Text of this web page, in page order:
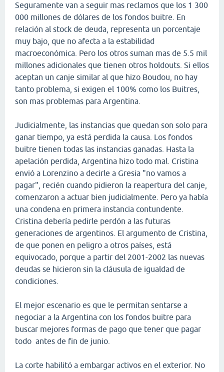
Seguramente van a seguir mas reclamos que los 1 300
000 millones de dólares de los fondos buitre. En
relación al stock de deuda, representa un porcentaje
muy bajo, que no afecta a la estabilidad
macroeconómica. Pero los otros suman mas de 5.5 mil
millones adicionales que tienen otros holdouts. Si ellos
aceptan un canje similar al que hizo Boudou, no hay
tanto problema, si exigen el 100% como los Buitres,
son mas problemas para Argentina.
Judicialmente, las instancias que quedan son solo para
ganar tiempo, ya está perdida la causa. Los fondos
buitre tienen todas las instancias ganadas. Hasta la
apelación perdida, Argentina hizo todo mal. Cristina
envió a Lorenzino a decirle a Gresia "no vamos a
pagar", recién cuando pidieron la reapertura del canje,
comenzaron a actuar bien judicialmente. Pero ya había
una condena en primera instancia contundente.
Cristina debería pedirle perdón a las futuras
generaciones de argentinos. El argumento de Cristina,
de que ponen en peligro a otros países, está
equivocado, porque a partir del 2001-2002 las nuevas
deudas se hicieron sin la cláusula de igualdad de
condiciones.
El mejor escenario es que le permitan sentarse a
negociar a la Argentina con los fondos buitre para
buscar mejores formas de pago que tener que pagar
todo antes de fin de junio.
La corte habilitó a embargar activos en el exterior. No